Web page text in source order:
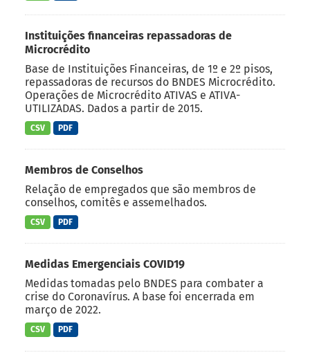
Instituições financeiras repassadoras de
Microcrédito
Base de Instituições Financeiras, de 1º e 2º pisos,
repassadoras de recursos do BNDES Microcrédito.
Operações de Microcrédito ATIVAS e ATIVA-
UTILIZADAS. Dados a partir de 2015.
CSV PDF
Membros de Conselhos
Relação de empregados que são membros de
conselhos, comitês e assemelhados.
CSV PDF
Medidas Emergenciais COVID19
Medidas tomadas pelo BNDES para combater a
crise do Coronavírus. A base foi encerrada em
março de 2022.
CSV PDF